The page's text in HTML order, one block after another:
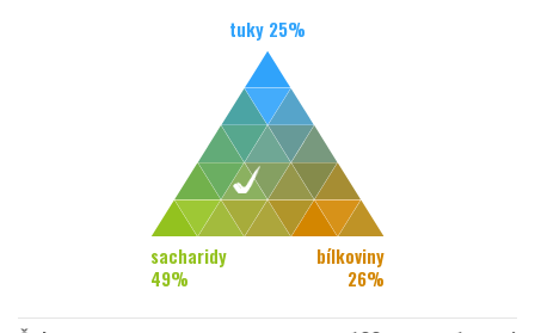
tuky 25%
sacharidy
49%
bílkoviny
26%